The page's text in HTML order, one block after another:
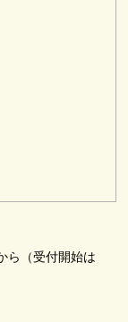
ら（受付開始は